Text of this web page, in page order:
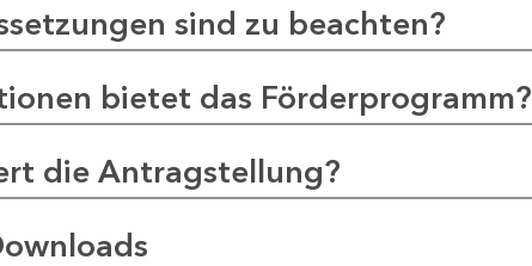
sind zu beachten?
bietet das Förderprogramm?
die Antragstellung?